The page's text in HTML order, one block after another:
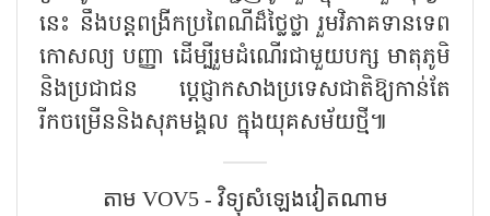
នេះ នឹងបន្តពង្រីកប្រពៃណីដ៏ថ្លៃថ្លា រួមវិភាគទានទេព
កោសល្យ បញ្ញា ដើម្បីរួមដំណើរជាមួយបក្ស មាតុភូមិ
និងប្រជាជន ប្តេជ្ញាកសាងប្រទេសជាតិឱ្យកាន់តែ
រីកចម្រើននិងសុភមង្គល ក្នុងយុគសម័យថ្មី៕
តាម VOV5 - វិទ្យុសំឡេង​វៀតណាម